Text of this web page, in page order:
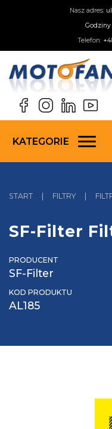
Nasz adres:
Godziny
Telefon:
KATEGORIE
START | FILTRY |
SF-Filter
PRODUCENT
SF-Filter
KOD PRODUKTU
AL185